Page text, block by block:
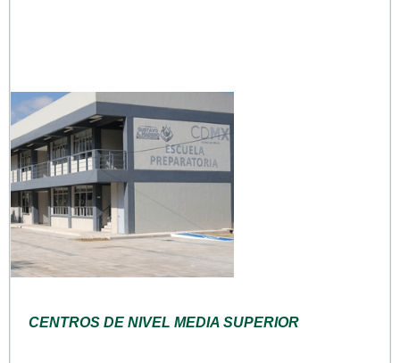
CENTROS DE NIVEL MEDIA SUPERIOR